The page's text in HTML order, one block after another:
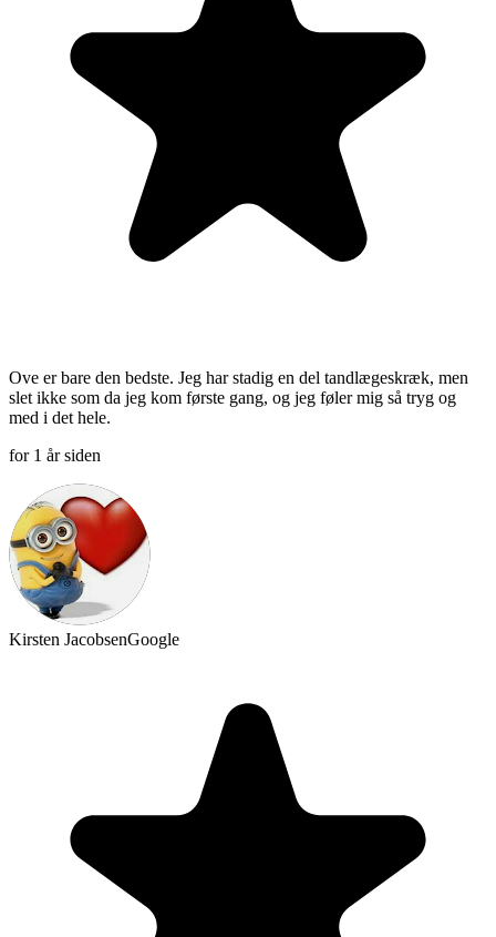
Ove er bare den bedste. Jeg har stadig en del tandlægeskræk, men
slet ikke som da jeg kom første gang, og jeg føler mig så tryg og
med i det hele.
for 1 år siden
Kirsten JacobsenGoogle